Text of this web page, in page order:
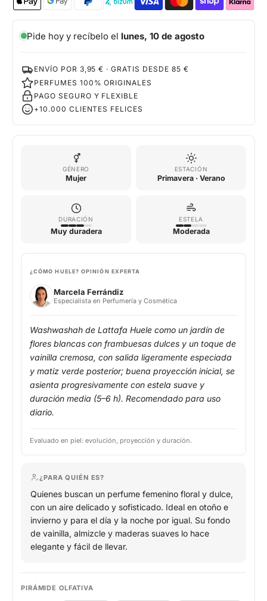
Pide hoy y recíbelo el lunes, 10 de agosto
ENVÍO POR 3,95 € · GRATIS DESDE 85 €
PERFUMES 100% ORIGINALES
PAGO SEGURO Y FLEXIBLE
+10.000 CLIENTES FELICES
GÉNERO
Mujer
ESTACIÓN
Primavera · Verano
DURACIÓN
Muy duradera
ESTELA
Moderada
¿CÓMO HUELE? OPINIÓN EXPERTA
Marcela Ferrándiz
Especialista en Perfumería y Cosmética
Washwashah de Lattafa Huele como un jardín de
flores blancas con frambuesas dulces y un toque de
vainilla cremosa, con salida ligeramente especiada
y matiz verde posterior; buena proyección inicial, se
asienta progresivamente con estela suave y
duración media (5–6 h). Recomendado para uso
diario.
Evaluado en piel: evolución, proyección y duración.
¿PARA QUIÉN ES?
Quienes buscan un perfume femenino floral y dulce,
con un aire delicado y sofisticado. Ideal en otoño e
invierno y para el día y la noche por igual. Su fondo
de vainilla, almizcle y maderas suaves lo hace
elegante y fácil de llevar.
PIRÁMIDE OLFATIVA